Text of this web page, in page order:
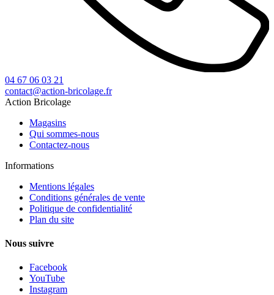
04 67 06 03 21
contact@action-bricolage.fr
Action Bricolage
Magasins
Qui sommes-nous
Contactez-nous
Informations
Mentions légales
Conditions générales de vente
Politique de confidentialité
Plan du site
Nous suivre
Facebook
YouTube
Instagram